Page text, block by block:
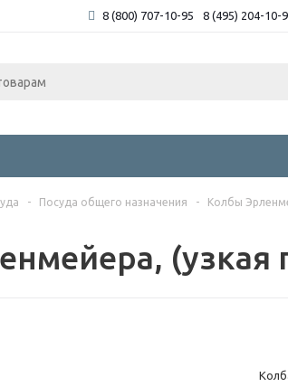
8 (800) 707-10-95 8 (495) 204-10-
- Посуда общего назначения - Колбы
(узкая